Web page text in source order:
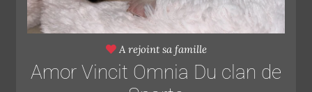
A rejoint sa famille
Amor Vincit Omnia Du clan de